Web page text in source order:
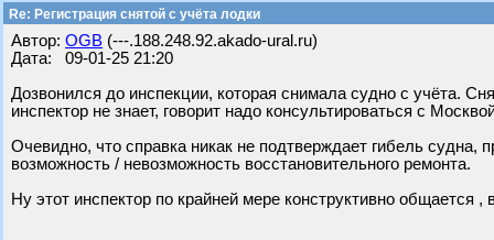
Re: Регистрация снятой с учёта лодки
Автор: OGB (---.188.248.92.akado-ural.ru)
Дата: 09-01-25 21:20
Дозвонился до инспекции, которая снимала судно с учёта.
инспектор не знает, говорит надо консультироваться с
Очевидно, что справка никак не подтверждает гибель
возможность / невозможность восстановительного ремонта.
Ну этот инспектор по крайней мере конструктивно общается ,